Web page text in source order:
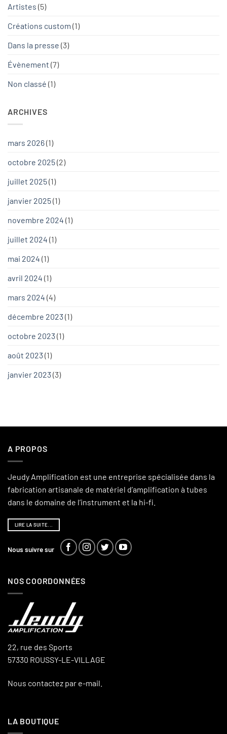
Artistes (5)
Créations custom (1)
Dans la presse (3)
Évènement (7)
Non classé (1)
ARCHIVES
mars 2026(1)
octobre 2025(2)
juillet 2025(1)
janvier 2025(1)
novembre 2024 (1)
juillet 2024 (1)
mai 2024 (1)
avril 2024 (1)
mars 2024 (4)
décembre 2023(1)
octobre 2023(1)
août 2023(1)
janvier 2023(3)
A PROPOS
Jeudy Amplification est une entreprise spécialisée dans la
fabrication artisanale de matériel d’amplification à tubes
dans le domaine de l’instrument et la hi-fi.
LIRE LA SUITE...
Nous suivre sur
NOS COORDONNÉES
22, rue des Sports
57330 ROUSSY-LE-VILLAGE
Nous contactez par e-mail.
LA BOUTIQUE